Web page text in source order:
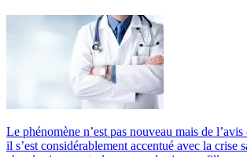
Le phénomène n’est pas nouveau mais de
il s’est considérablement accentué avec la crise